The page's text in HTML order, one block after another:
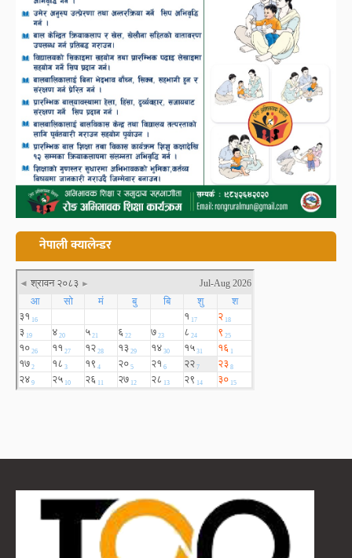
नेपाली क्यालेन्डर